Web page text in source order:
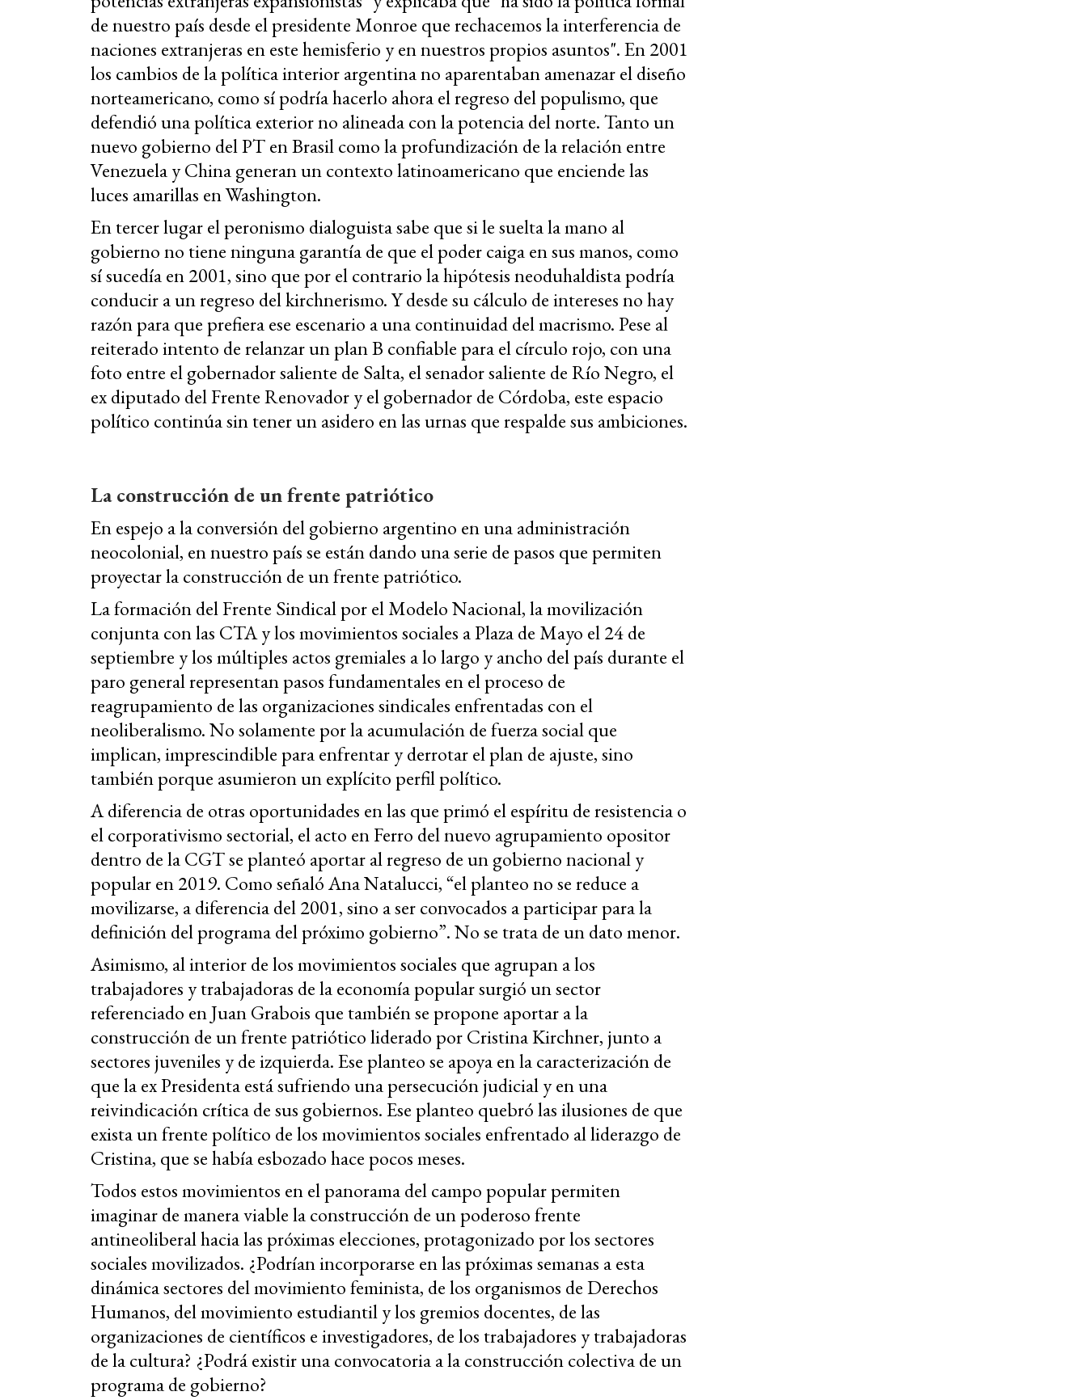
de nuestro país desde el presidente Monroe que rechacemos la interferencia de
naciones extranjeras en este hemisferio y en nuestros propios asuntos". En 2001
los cambios de la política interior argentina no aparentaban amenazar el diseño
norteamericano, como sí podría hacerlo ahora el regreso del populismo, que
defendió una política exterior no alineada con la potencia del norte. Tanto un
nuevo gobierno del PT en Brasil como la profundización de la relación entre
Venezuela y China generan un contexto latinoamericano que enciende las
luces amarillas en Washington.
En tercer lugar el peronismo dialoguista sabe que si le suelta la mano al
gobierno no tiene ninguna garantía de que el poder caiga en sus manos, como
sí sucedía en 2001, sino que por el contrario la hipótesis neoduhaldista podría
conducir a un regreso del kirchnerismo. Y desde su cálculo de intereses no hay
razón para que prefiera ese escenario a una continuidad del macrismo. Pese al
reiterado intento de relanzar un plan B confiable para el círculo rojo, con una
foto entre el gobernador saliente de Salta, el senador saliente de Río Negro, el
ex diputado del Frente Renovador y el gobernador de Córdoba, este espacio
político continúa sin tener un asidero en las urnas que respalde sus ambiciones.
La construcción de un frente patriótico
En espejo a la conversión del gobierno argentino en una administración
neocolonial, en nuestro país se están dando una serie de pasos que permiten
proyectar la construcción de un frente patriótico.
La formación del Frente Sindical por el Modelo Nacional, la movilización
conjunta con las CTA y los movimientos sociales a Plaza de Mayo el 24 de
septiembre y los múltiples actos gremiales a lo largo y ancho del país durante el
paro general representan pasos fundamentales en el proceso de
reagrupamiento de las organizaciones sindicales enfrentadas con el
neoliberalismo. No solamente por la acumulación de fuerza social que
implican, imprescindible para enfrentar y derrotar el plan de ajuste, sino
también porque asumieron un explícito perfil político.
A diferencia de otras oportunidades en las que primó el espíritu de resistencia o
el corporativismo sectorial, el acto en Ferro del nuevo agrupamiento opositor
dentro de la CGT se planteó aportar al regreso de un gobierno nacional y
popular en 2019. Como señaló Ana Natalucci, “el planteo no se reduce a
movilizarse, a diferencia del 2001, sino a ser convocados a participar para la
definición del programa del próximo gobierno”. No se trata de un dato menor.
Asimismo, al interior de los movimientos sociales que agrupan a los
trabajadores y trabajadoras de la economía popular surgió un sector
referenciado en Juan Grabois que también se propone aportar a la
construcción de un frente patriótico liderado por Cristina Kirchner, junto a
sectores juveniles y de izquierda. Ese planteo se apoya en la caracterización de
que la ex Presidenta está sufriendo una persecución judicial y en una
reivindicación crítica de sus gobiernos. Ese planteo quebró las ilusiones de que
exista un frente político de los movimientos sociales enfrentado al liderazgo de
Cristina, que se había esbozado hace pocos meses.
Todos estos movimientos en el panorama del campo popular permiten
imaginar de manera viable la construcción de un poderoso frente
antineoliberal hacia las próximas elecciones, protagonizado por los sectores
sociales movilizados. ¿Podrían incorporarse en las próximas semanas a esta
dinámica sectores del movimiento feminista, de los organismos de Derechos
Humanos, del movimiento estudiantil y los gremios docentes, de las
organizaciones de científicos e investigadores, de los trabajadores y trabajadoras
de la cultura? ¿Podrá existir una convocatoria a la construcción colectiva de un
programa de gobierno?